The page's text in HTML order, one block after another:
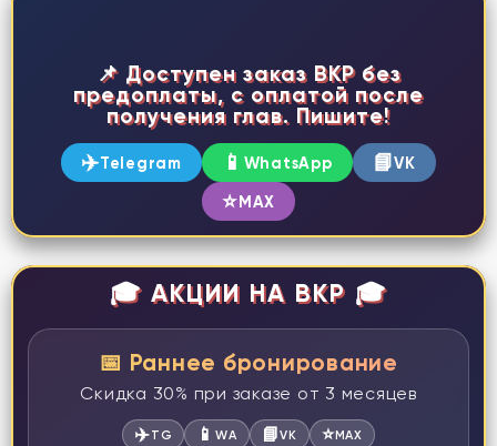
📌 Доступен заказ ВКР без
предоплаты, с оплатой после
получения глав. Пишите!
✈️Telegram 📱 WhatsApp 📘VK
⭐MAX
🎓 АКЦИИ НА ВКР 🎓
📅 Раннее бронирование
Скидка 30% при заказе от 3 месяцев
✈️TG 📱WA 📘VK ⭐MAX